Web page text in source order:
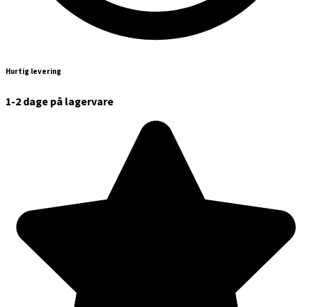
Hurtig levering
1-2 dage på lagervare